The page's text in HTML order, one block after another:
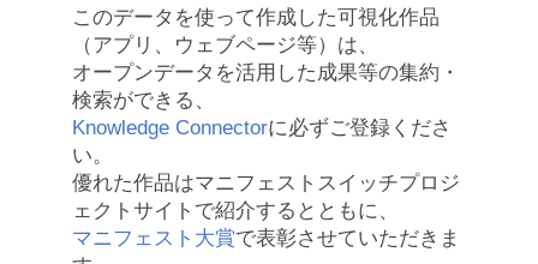
このデータを使って作成した可視化作品
（アプリ、ウェブページ等）は、
オープンデータを活用した成果等の集約・
検索ができる、
Knowledge Connectorに必ずご登録くださ
い。
優れた作品はマニフェストスイッチプロジ
ェクトサイトで紹介するとともに、
マニフェスト大賞で表彰させていただきま